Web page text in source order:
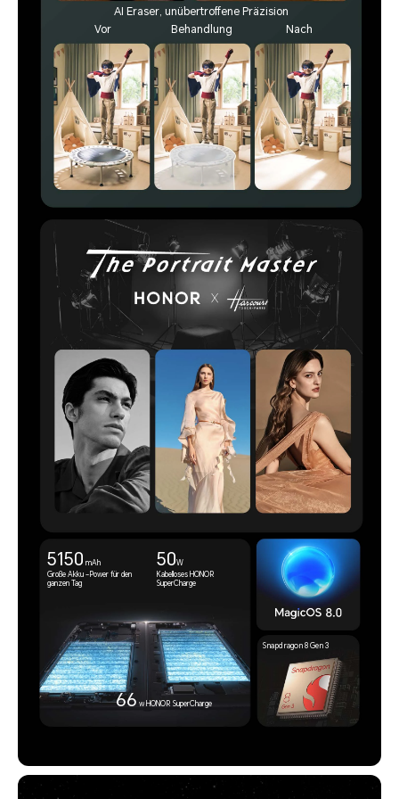
AI Eraser, unübertroffene Präzision
Vor
Behandlung Nach
5150 mAh
Große Akku –Power für den
ganzen Tag
50W
Kabelloses HONOR
SuperCharge
66 w HONOR SuperCharge